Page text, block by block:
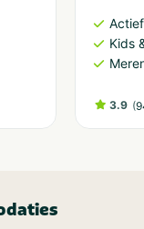
Kids
3.9 (